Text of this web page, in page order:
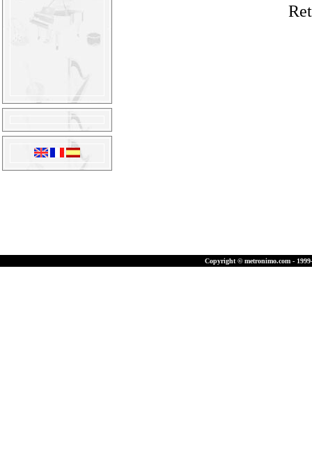
Copyright © metronimo.com -